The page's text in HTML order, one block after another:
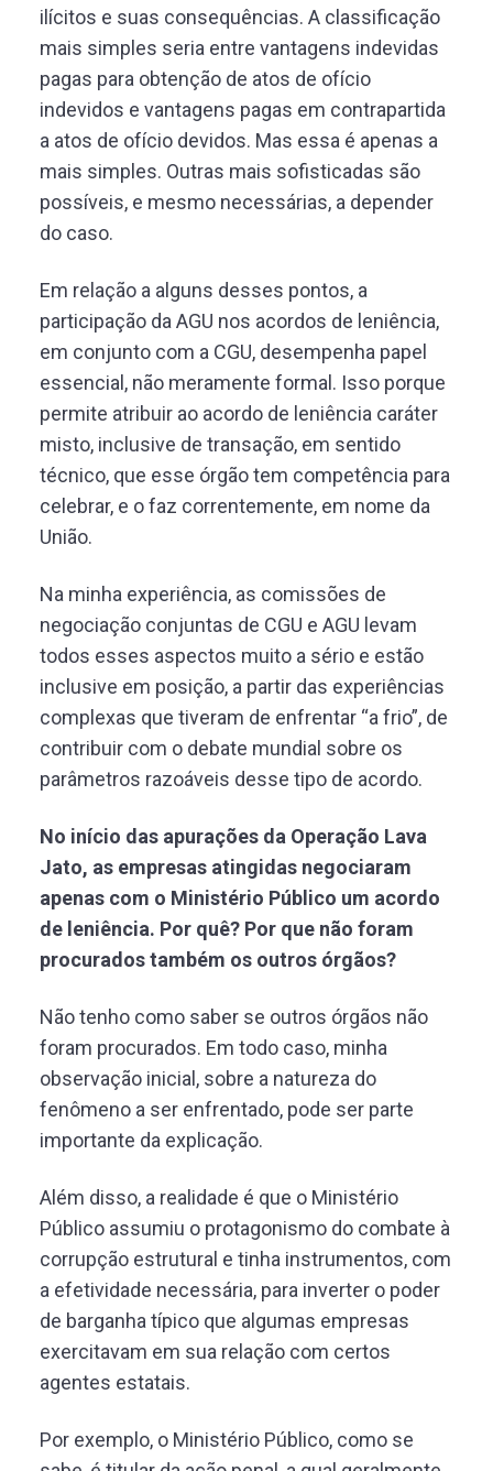
ilícitos e suas consequências. A classificação
mais simples seria entre vantagens indevidas
pagas para obtenção de atos de ofício
indevidos e vantagens pagas em contrapartida
a atos de ofício devidos. Mas essa é apenas a
mais simples. Outras mais sofisticadas são
possíveis, e mesmo necessárias, a depender
do caso.
Em relação a alguns desses pontos, a
participação da AGU nos acordos de leniência,
em conjunto com a CGU, desempenha papel
essencial, não meramente formal. Isso porque
permite atribuir ao acordo de leniência caráter
misto, inclusive de transação, em sentido
técnico, que esse órgão tem competência para
celebrar, e o faz correntemente, em nome da
União.
Na minha experiência, as comissões de
negociação conjuntas de CGU e AGU levam
todos esses aspectos muito a sério e estão
inclusive em posição, a partir das experiências
complexas que tiveram de enfrentar “a frio”, de
contribuir com o debate mundial sobre os
parâmetros razoáveis desse tipo de acordo.
No início das apurações da Operação Lava
Jato, as empresas atingidas negociaram
apenas com o Ministério Público um acordo
de leniência. Por quê? Por que não foram
procurados também os outros órgãos?
Não tenho como saber se outros órgãos não
foram procurados. Em todo caso, minha
observação inicial, sobre a natureza do
fenômeno a ser enfrentado, pode ser parte
importante da explicação.
Além disso, a realidade é que o Ministério
Público assumiu o protagonismo do combate à
corrupção estrutural e tinha instrumentos, com
a efetividade necessária, para inverter o poder
de barganha típico que algumas empresas
exercitavam em sua relação com certos
agentes estatais.
Por exemplo, o Ministério Público, como se